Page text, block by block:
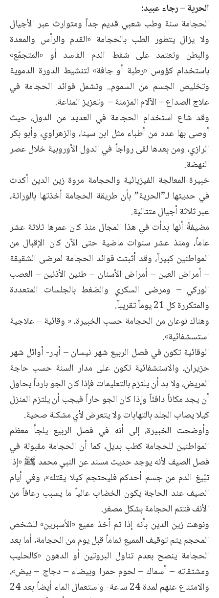
الحرية – رجاء عبيد:
الحجامة سنة وطب شعبي قديم جداً ومتوارث عبر الأجيال
ولا يزال يتطور الطب بالحجامة «القدم والرأس والمعدة
والبطن وتعتمد على شفط الدم الفاسد أو «المتجمّع»
باستخدام كؤوس «رطبة أو جافة» لتنشيط الدورة الدموية
وتخليص الجسم من السموم.. وتشمل فوائد الحجامة في
علاج الصداع – الآلام المزمنة – وتعزيز المناعة.
وقد شاع استخدام الحجامة في العديد من الدول، حيث
أوصى بها عدد من أطباء مثل ابن سينا، والزهراوي، وأبو بكر
الرازي، ومن بعدها لقى رواجاً في الدول الأوروبية خلال عصر
النهضة.
خبيرة المعالجة الفيزيائية والحجامة مروة زين الدين أكدت
في حديثها لـ”الحرية” بأن طريقة الحجامة أخذتها بالوراثة،
عبر ثلاثة أجيال متتالية.
مضيفةً أنها بدأت في هذا المجال منذ كان عمرها ثلاثة عشر
عاماً، ومنذ عشر سنوات ماضية حتى الآن كان الإقبال من
المواطنين كبيراً، وقد أثبتت فوائد الحجامة لمرضى الشقيقة
– أمراض العين – أمراض الأسنان – طنين الأذنين – العصب
الوركي – ومرضى السكري والضغط بالجلسات المتعددة
والمتكررة كل 21 يوماً تقريباً.
وهناك نوعان من الحجامة حسب الخبيرة، « وقائية – علاجية
استسشفائية».
الوقائية تكون في فصل الربيع شهر نيسان – أيار- أوائل شهر
حزيران، والاستشفائية تكون على مدار السنة حسب حاجة
المريض، ولا بد أن يلتزم بالتعليمات فإذا كان الجو بارداً يحاول
أن يجد مكاناً دافئاً وإذا كان الجو حاراً فيجب أن يلتزم المنزل
كيلا يصاب الجلد بالتهابات ولا يتعرض لأي مشكلة صحية.
وأوضحت الخبيرة، إلى أنه في فصل الربيع يلجأ معظم
المواطنين للحجامة كطب بديل، كما أن الحجامة مقبولة في
فصل الصيف لأنه يوجد حديث مسند عن النبي محمد ﷺ «إذا
تبّيغ الدم من جسم أحدكم فليحتجم كيلا يقتله»، وفي أيام
الصيف عند الحاجة يكون الخضاب عالياً ما يسبب رعافاً من
الأنف فتتم الحجامة بشكل مصغر.
ونوهت زين الدين بأنه إذا تم أخذ مميع «الأسبرين» للشخص
المحجم يتم توقيف المميع تماماً قبل يوم من الحجامة، أما بعد
الحجامة ينصح بعدم تناول البروتين أو الدهون «كالحليب
ومشتقاته – أسماك – لحوم حمرا وبيضاء – دجاج – بيض»،
والامتناع عنهم لمدة 24 ساعة- واستعمال الماء أيضاً بعد 24